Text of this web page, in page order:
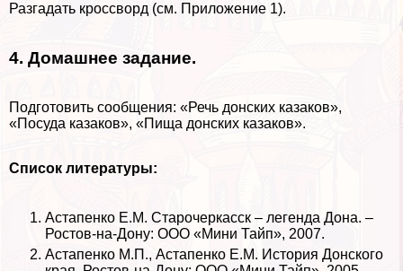
Разгадать кроссворд (см. Приложение 1).
4. Домашнее задание.
Подготовить сообщения: «Речь донских казаков»,
«Посуда казаков», «Пища донских казаков».
Список литературы:
Астапенко Е.М. Старочеркасск – легенда Дона. –
Ростов-на-Дону: ООО «Мини Тайп», 2007.
Астапенко М.П., Астапенко Е.М. История Донского